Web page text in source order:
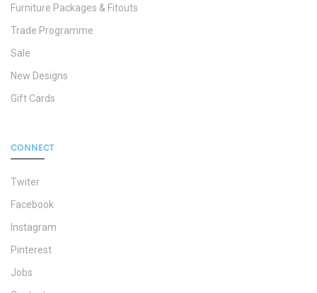
Furniture Packages & Fitouts
Trade Programme
Sale
New Designs
Gift Cards
CONNECT
Twiter
Facebook
Instagram
Pinterest
Jobs